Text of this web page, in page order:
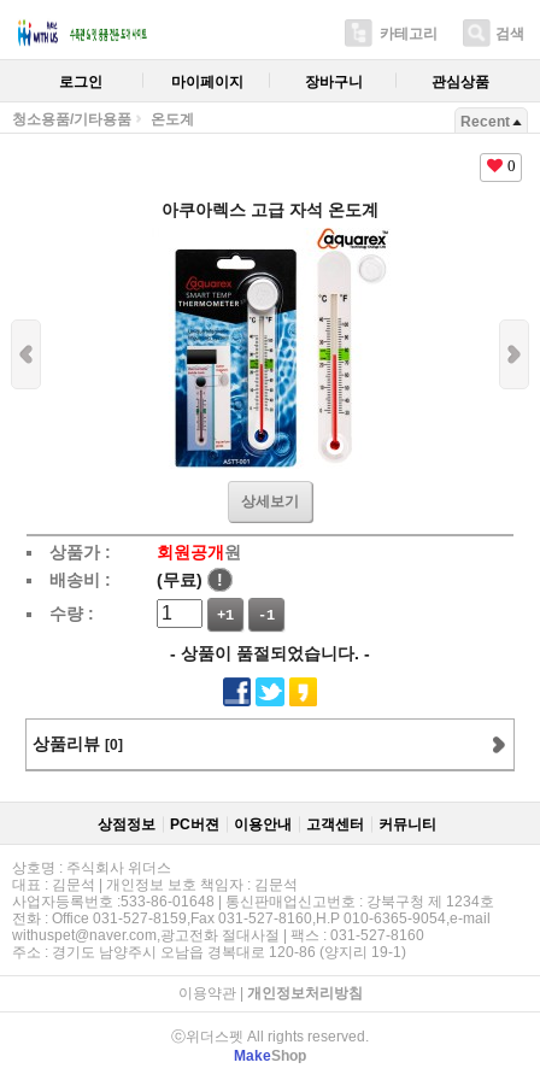
카테고리 검색
로그인 마이페이지 장바구니 관심상품
청소용품/기타용품 온도계 Recent
0
아쿠아렉스 고급 자석 온도계
상세보기
상품가 : 회원공개 원
배송비 :
(무료)
!
수량 :
+1 -1
- 상품이 품절되었습니다. -
상품리뷰 [0]
상점정보 PC버젼 이용안내 고객센터 커뮤니티
상호명 : 주식회사 위더스
대표 : 김문석 | 개인정보 보호 책임자 : 김문석
사업자등록번호 :533-86-01648 | 통신판매업신고번호 : 강북구청 제 1234호
전화 : Office 031-527-8159,Fax 031-527-8160,H.P 010-6365-9054,e-mail
withuspet@naver.com,광고전화 절대사절 | 팩스 : 031-527-8160
주소 : 경기도 남양주시 오남읍 경복대로 120-86 (양지리 19-1)
이용약관| 개인정보처리방침
ⓒ위더스펫 All rights reserved.
MakeShop